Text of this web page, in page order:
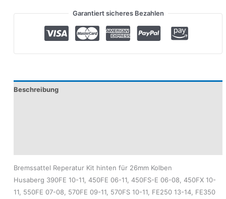
Garantiert sicheres Bezahlen
Beschreibung
Bremssattel Reperatur Kit hinten für 26mm Kolben
Husaberg 390FE 10-11, 450FE 06-11, 450FS-E 06-08, 450FX 10-
11, 550FE 07-08, 570FE 09-11, 570FS 10-11, FE250 13-14, FE350